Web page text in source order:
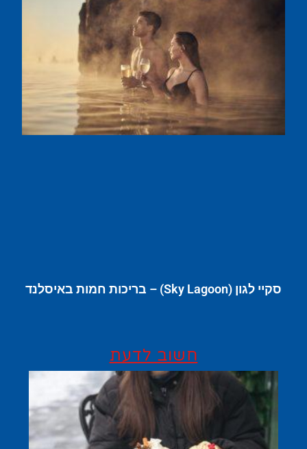
סקיי לגון (Sky Lagoon) – בריכות חמות באיסלנד
חשוב לדעת